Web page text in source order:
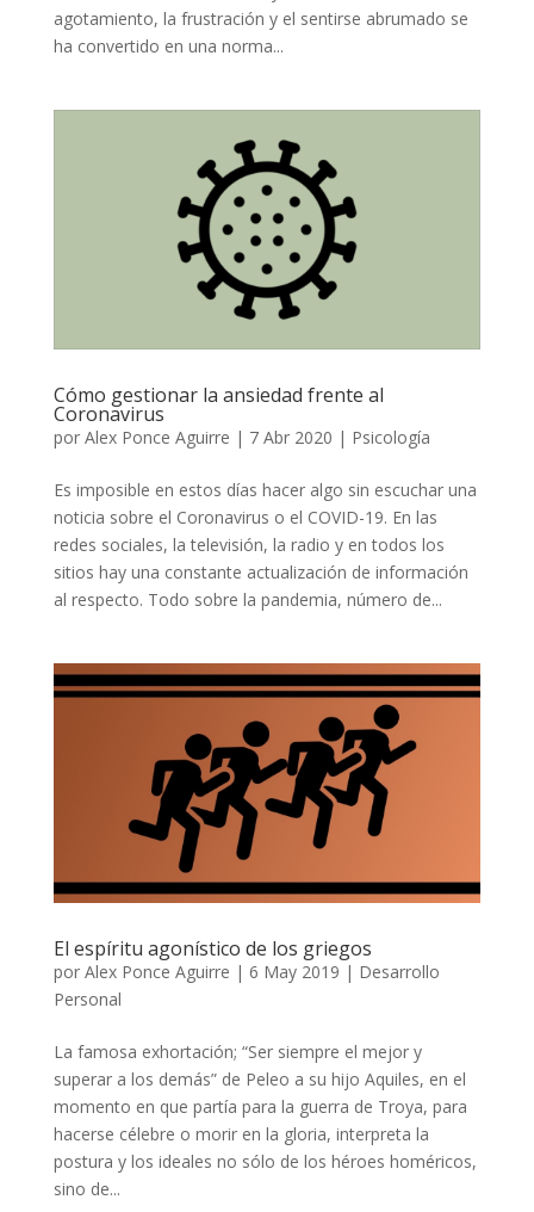
agotamiento, la frustración y el sentirse abrumado se
ha convertido en una norma...
Cómo gestionar la ansiedad frente al
Coronavirus
por Alex Ponce Aguirre | 7 Abr 2020 | Psicología
Es imposible en estos días hacer algo sin escuchar una
noticia sobre el Coronavirus o el COVID-19. En las
redes sociales, la televisión, la radio y en todos los
sitios hay una constante actualización de información
al respecto. Todo sobre la pandemia, número de...
El espíritu agonístico de los griegos
por Alex Ponce Aguirre | 6 May 2019 | Desarrollo
Personal
La famosa exhortación; “Ser siempre el mejor y
superar a los demás” de Peleo a su hijo Aquiles, en el
momento en que partía para la guerra de Troya, para
hacerse célebre o morir en la gloria, interpreta la
postura y los ideales no sólo de los héroes homéricos,
sino de...